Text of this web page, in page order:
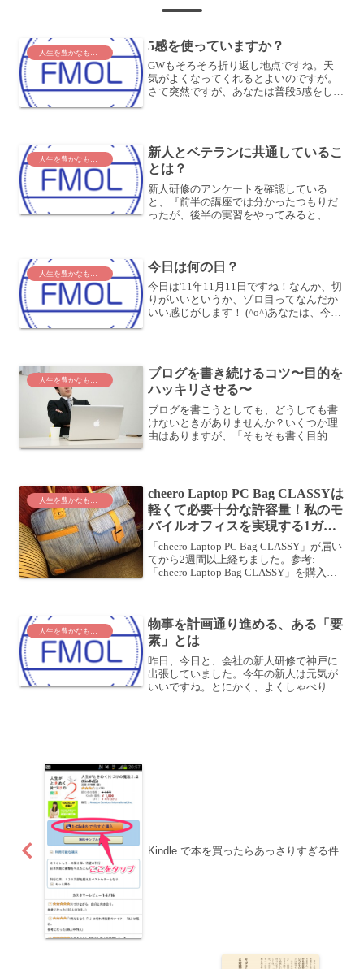
5感を使っていますか？
GWもそろそろ折り返し地点ですね。天
気がよくなってくれるとよいのですが。
さて突然ですが、あなたは普段5感をしっ
ひとまとめにして、体...
人生を豊かなものに
新人とベテランに共通しているこ
とは？
新人研修のアンケートを確認している
と、『前半の講座では分かったつもりだ
ったが、後半の実習をやってみると、何
てありました。まさに、私が...
今日は何の日？
今日は'11年11月11日ですね！なんか、切
りがいいというか、ゾロ目ってなんだか
いい感じがします！ (^o^)あなたは、今日
るでしょ...
人生を豊かなものに
ブログを書き続けるコツ〜目的を
ハッキリさせる〜
ブログを書こうとしても、どうしても書
けないときがありませんか？いくつか理
由はありますが、「そもそも書く目的が
手段。何かを実現するた...
人生を豊かなものに
cheero Laptop PC Bag CLASSYは
軽くて必要十分な許容量！私のモ
バイルオフィスを実現する1ガジ
ェット
「cheero Laptop PC Bag CLASSY」が届い
てから2週間以上経ちました。参考:
「cheero Laptop Bag CLASSY」を購入。
人生を豊かなものに
物事を計画通り進める、ある「要
素」とは
昨日、今日と、会社の新人研修で神戸に
出張していました。今年の新人は元気が
いいですね。とにかく、よくしゃべりま
Kindle で本を買ったらあっさりすぎる件